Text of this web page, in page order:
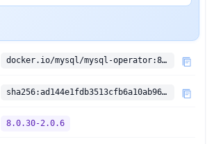
docker.io/mysql/mysql-operator:8.0.30-2.0.6
sha256:ad144e1fdb3513cfb6a10ab9629802a742d54de1746e44dcf8f83c76a200395d
8.0.30-2.0.6